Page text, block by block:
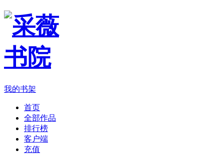
我的书架
首页
全部作品
排行榜
客户端
充值